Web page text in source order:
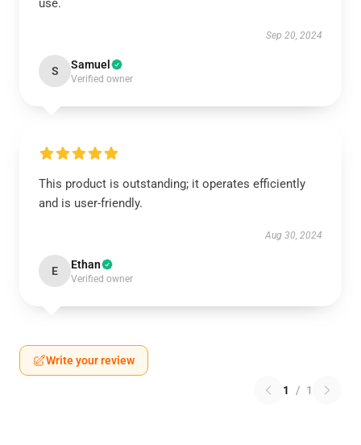
use.
Sep 20, 2024
S Samuel
Verified owner
This product is outstanding; it operates efficiently
and is user-friendly.
Aug 30, 2024
E Ethan
Verified owner
Write your review
1 / 1